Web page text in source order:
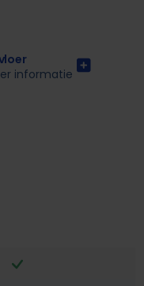
informatie